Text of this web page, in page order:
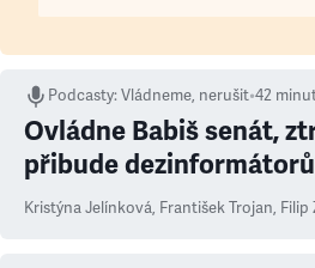
Podcasty:Vládneme, nerušit•42
Ovládne Babiš senát,
přibude
Kristýna Jelínková, František Trojan, Filip